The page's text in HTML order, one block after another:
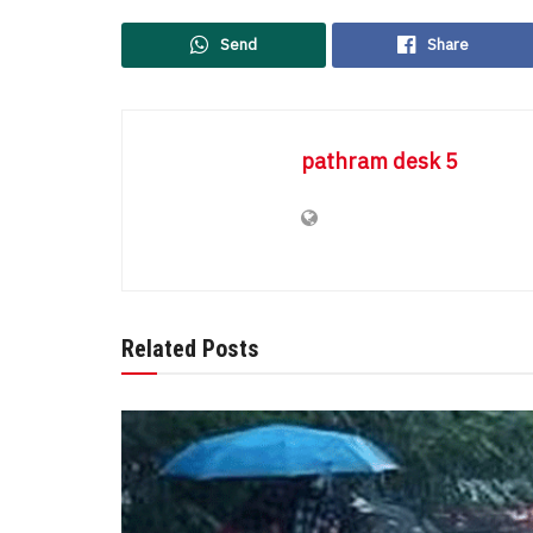
Send Share
pathram desk 5
Related Posts